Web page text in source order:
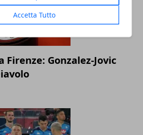
Accetta Tutto
Firenze: Gonzalez-Jovic